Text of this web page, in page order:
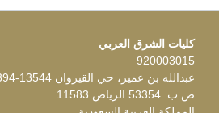
كليات الشرق العربي
920003015
عبدالله بن عمير، حي القيروان 13544-6394
ص.ب. 53354 الرياض 11583